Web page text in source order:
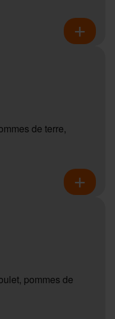
de terre,
pommes de